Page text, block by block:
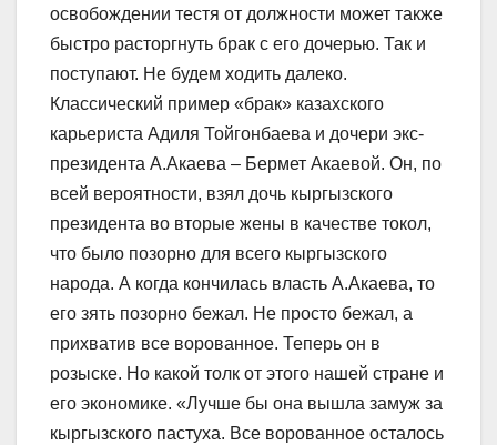
освобождении тестя от должности может также
быстро расторгнуть брак с его дочерью. Так и
поступают. Не будем ходить далеко.
Классический пример «брак» казахского
карьериста Адиля Тойгонбаева и дочери экс-
президента А.Акаева – Бермет Акаевой. Он, по
всей вероятности, взял дочь кыргызского
президента во вторые жены в качестве токол,
что было позорно для всего кыргызского
народа. А когда кончилась власть А.Акаева, то
его зять позорно бежал. Не просто бежал, а
прихватив все ворованное. Теперь он в
розыске. Но какой толк от этого нашей стране и
его экономике. «Лучше бы она вышла замуж за
кыргызского пастуха. Все ворованное осталось